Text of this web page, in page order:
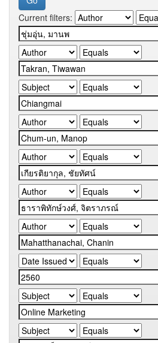
Current filters: